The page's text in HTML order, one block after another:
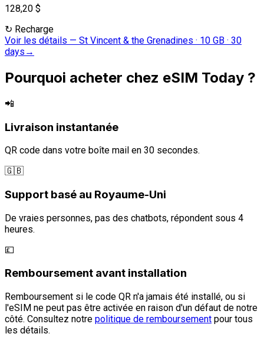
128,20 $
↻ Recharge
Voir les détails — St Vincent & the Grenadines · 10 GB · 30
days →
Pourquoi acheter chez eSIM Today ?
📲
Livraison instantanée
QR code dans votre boîte mail en 30 secondes.
🇬🇧
Support basé au Royaume-Uni
De vraies personnes, pas des chatbots, répondent sous 4
heures.
💷
Remboursement avant installation
Remboursement si le code QR n'a jamais été installé, ou si
l'eSIM ne peut pas être activée en raison d'un défaut de notre
côté. Consultez notre politique de remboursement pour tous
les détails.